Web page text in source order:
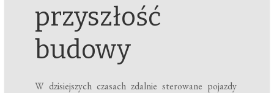
przyszłość
budowy
W dzisiejszych czasach zdalnie sterowane pojazdy